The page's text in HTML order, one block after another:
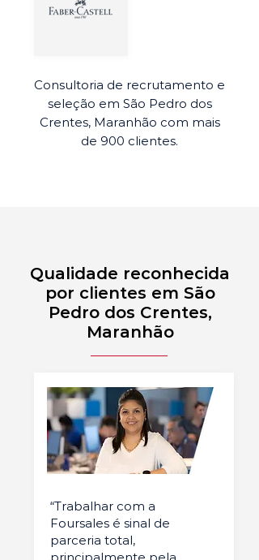
Consultoria de recrutamento e
seleção em São Pedro dos
Crentes, Maranhão com mais
de 900 clientes.
Qualidade reconhecida
por clientes em São
Pedro dos Crentes,
Maranhão
“Trabalhar com a
Foursales é sinal de
parceria total,